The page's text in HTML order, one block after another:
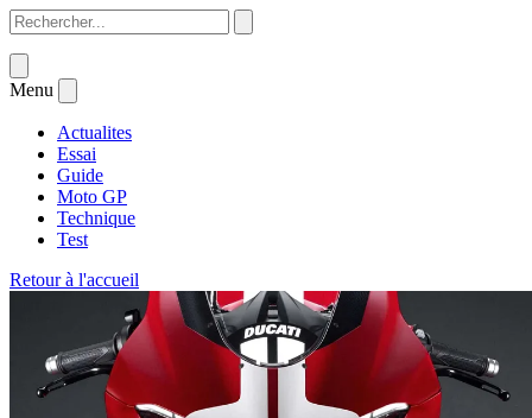
Menu
Actualites
Essai
Guide
Moto GP
Technique
Test
Retour à l'accueil